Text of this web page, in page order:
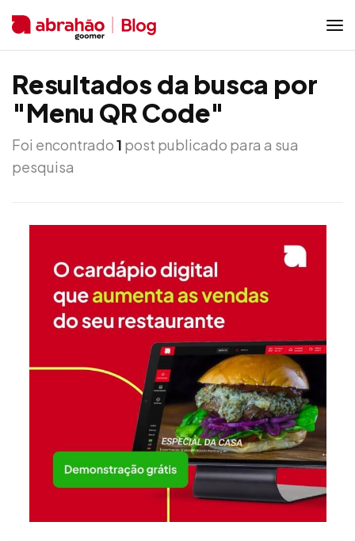
Resultados da busca por
"Menu QR Code"
Foi encontrado1 post publicado para a sua
pesquisa